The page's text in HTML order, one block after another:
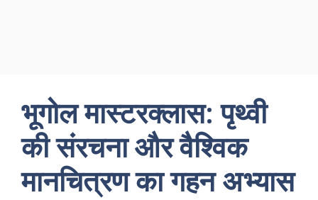
भूगोल मास्टरक्लास: पृथ्वी
की संरचना और वैश्विक
मानचित्रण का गहन अभ्यास